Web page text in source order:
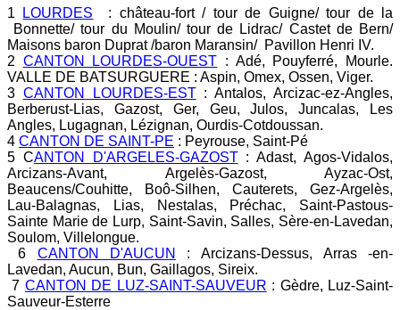
1
LOURDES : château-fort / tour de Guigne/ tour de la
Bonnette/ tour du Moulin/ tour de Lidrac/ Castet de Bern/
Maisons baron Duprat /baron Maransin/ Pavillon Henri IV.
2 CANTON LOURDES-OUEST : Adé, Pouyferré, Mourle.
VALLE DE BATSURGUERE : Aspin, Omex, Ossen, Viger.
3 CANTON LOURDES-EST: Antalos, Arcizac-ez-Angles,
Berberust-Lias, Gazost, Ger, Geu, Julos, Juncalas, Les
Angles, Lugagnan, Lézignan, Ourdis-Cotdoussan.
4 CANTON DE SAINT-PE : Peyrouse, Saint-Pé
5 CANTON D'ARGELES-GAZOST: Adast, Agos-Vidalos,
Arcizans-Avant, Argelès-Gazost, Ayzac-Ost,
Beaucens/Couhitte, Boô-Silhen, Cauterets, Gez-Argelès,
Lau-Balagnas, Lias, Nestalas, Préchac, Saint-Pastous-
Sainte Marie de Lurp, Saint-Savin, Salles, Sère-en-Lavedan,
Soulom, Villelongue.
6 CANTON D'AUCUN
: Arcizans-Dessus, Arras -en-
Lavedan, Aucun, Bun, Gaillagos, Sireix.
7 CANTON DE LUZ-SAINT-SAUVEUR : Gèdre, Luz-Saint-
Sauveur-Esterre